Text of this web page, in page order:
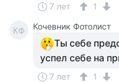
7 лет 1
КФ Кочевник Фотолист
Ты себе
успел себе на
7 лет
1